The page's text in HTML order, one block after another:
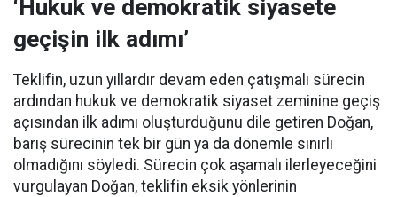
‘Hukuk ve demokratik siyasete
geçişin ilk adımı’
Teklifin, uzun yıllardır devam eden çatışmalı sürecin
ardından hukuk ve demokratik siyaset zeminine geçiş
açısından ilk adımı oluşturduğunu dile getiren Doğan,
barış sürecinin tek bir gün ya da dönemle sınırlı
olmadığını söyledi. Sürecin çok aşamalı ilerleyeceğini
vurgulayan Doğan, teklifin eksik yönlerinin